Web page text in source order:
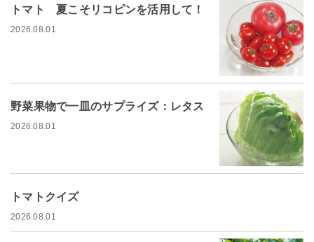
トマト 夏こそリコピンを活用して！
2026.08.01
野菜果物で一皿のサプライズ：レタス
2026.08.01
トマトクイズ
2026.08.01